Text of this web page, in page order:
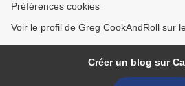
Préférences cookies
Voir le profil de Greg CookAndRoll sur
Créer un blog sur